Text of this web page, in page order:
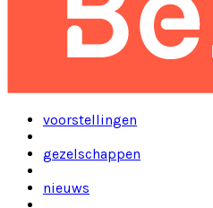
voorstellingen
gezelschappen
nieuws